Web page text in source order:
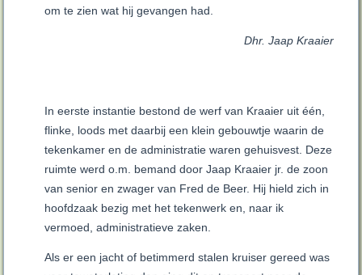
om te zien wat hij gevangen had.
Dhr. Jaap Kraaier
In eerste instantie bestond de werf van Kraaier uit één,
flinke, loods met daarbij een klein gebouwtje waarin de
tekenkamer en de administratie waren gehuisvest. Deze
ruimte werd o.m. bemand door Jaap Kraaier jr. de zoon
van senior en zwager van Fred de Beer. Hij hield zich in
hoofdzaak bezig met het tekenwerk en, naar ik
vermoed, administratieve zaken.
Als er een jacht of betimmerd stalen kruiser gereed was